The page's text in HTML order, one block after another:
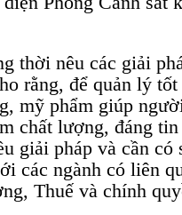
thời nêu các giải
rằng, để quản lý
mỹ phẩm giúp
chất lượng, đáng
giải pháp và cần
các ngành có liên
Thuế và chính